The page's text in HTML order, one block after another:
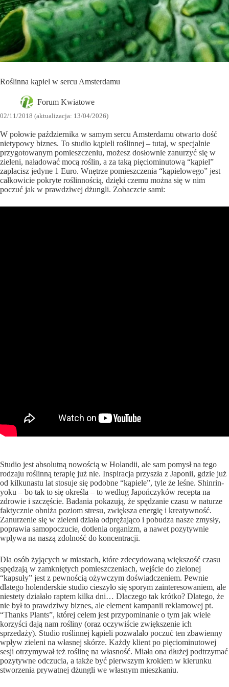
Roślinna kąpiel w sercu Amsterdamu
Forum Kwiatowe
02/11/2018 (aktualizacja: 13/04/2026)
W połowie października w samym sercu Amsterdamu otwarto dość
nietypowy biznes. To studio kąpieli roślinnej – tutaj, w specjalnie
przygotowanym pomieszczeniu, możesz dosłownie zanurzyć się w
zieleni, naładować mocą roślin, a za taką pięciominutową “kąpiel”
zapłacisz jedyne 1 Euro. Wnętrze pomieszczenia “kąpielowego” jest
całkowicie pokryte roślinnością, dzięki czemu można się w nim
poczuć jak w prawdziwej dżungli. Zobaczcie sami:
Studio jest absolutną nowością w Holandii, ale sam pomysł na tego
rodzaju roślinną terapię już nie. Inspiracja przyszła z Japonii, gdzie już
od kilkunastu lat stosuje się podobne “kąpiele”, tyle że leśne. Shinrin-
yoku – bo tak to się określa – to według Japończyków recepta na
zdrowie i szczęście. Badania pokazują, że spędzanie czasu w naturze
faktycznie obniża poziom stresu, zwiększa energię i kreatywność.
Zanurzenie się w zieleni działa odprężająco i pobudza nasze zmysły,
poprawia samopoczucie, dotlenia organizm, a nawet pozytywnie
wpływa na naszą zdolność do koncentracji.
Dla osób żyjących w miastach, które zdecydowaną większość czasu
spędzają w zamkniętych pomieszczeniach, wejście do zielonej
“kapsuły” jest z pewnością ożywczym doświadczeniem. Pewnie
dlatego holenderskie studio cieszyło się sporym zainteresowaniem, ale
niestety działało raptem kilka dni… Dlaczego tak krótko? Dlatego, że
nie był to prawdziwy biznes, ale element kampanii reklamowej pt.
“Thanks Plants”, której celem jest przypominanie o tym jak wiele
korzyści dają nam rośliny (oraz oczywiście zwiększenie ich
sprzedaży). Studio roślinnej kąpieli pozwalało poczuć ten zbawienny
wpływ zieleni na własnej skórze. Każdy klient po pięciominutowej
sesji otrzymywał też roślinę na własność. Miała ona dłużej podtrzymać
pozytywne odczucia, a także być pierwszym krokiem w kierunku
stworzenia prywatnej dżungli we własnym mieszkaniu.